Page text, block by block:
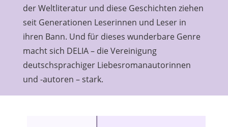
der Weltliteratur und diese Geschichten ziehen
seit Generationen Leserinnen und Leser in
ihren Bann. Und für dieses wunderbare Genre
macht sich DELIA – die Vereinigung
deutschsprachiger Liebesromanautorinnen
und -autoren – stark.